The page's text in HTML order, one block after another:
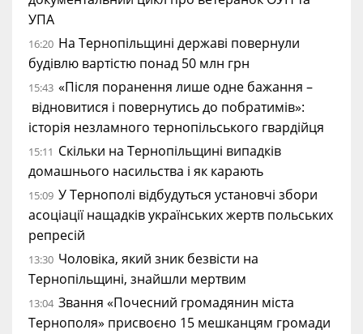
УПА
16:20 На Тернопільщині державі повернули
будівлю вартістю понад 50 млн грн
15:43 «Після поранення лише одне бажання –
відновитися і повернутись до побратимів»:
історія незламного тернопільського гвардійця
15:11 Скільки на Тернопільщині випадків
домашнього насильства і як карають
15:09 У Тернополі відбудуться установчі збори
асоціації нащадків українських жертв польських
репресій
13:30 Чоловіка, який зник безвісти на
Тернопільщині, знайшли мертвим
13:04 Звання «Почесний громадянин міста
Тернополя» присвоєно 15 мешканцям громади